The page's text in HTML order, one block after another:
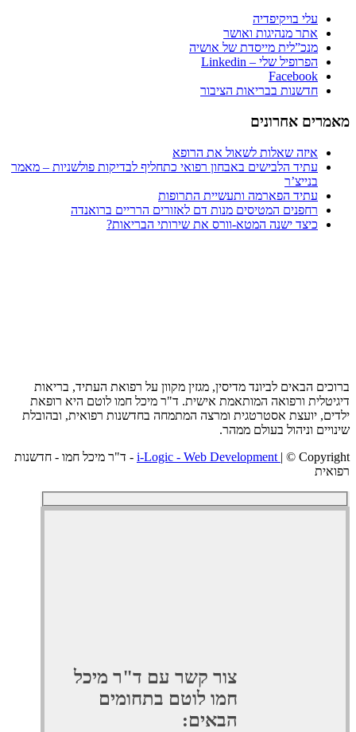
עלי בויקיפדיה
אתר מנהיגות ואושר
מנכ”לית מייסדת של אושיה
הפרופיל שלי – Linkedin
Facebook
חדשנות בבריאות הציבור
אחרונים
איזה שאלות לשאול את הרופא
עתיד הלבישים באבחון רפואי כתחליף לבדיקות פולשניות – מאמר
בנייצ’ר
עתיד הפארמה ותעשיית התרופות
רחפנים המטיסים מנות דם לאזורים הרריים ברואנדה
כיצד ישנה המטא-וורס את שירותי הבריאות?
הבאים לביונד מדיסין, מגזין מקוון על רפואת העתיד, בריאות
ורפואה המותאמת אישית. ד"ר מיכל חמו לוטם היא רופאת
יועצת אסטרטגית ומרצה המתמחה בחדשנות רפואית, ובהובלת
וניהול בעולם ממהר.
i-Logic - Web Development| © Copyright - ד"ר מיכל חמו - חדשנות
צור קשר עם ד"ר מיכל
חמו לוטם בתחומים
הבאים: